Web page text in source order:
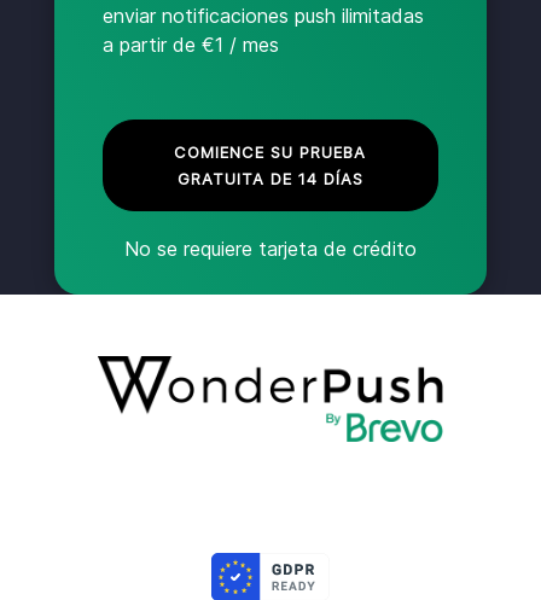
enviar notificaciones push ilimitadas
a partir de €1 / mes
COMIENCE SU PRUEBA
GRATUITA DE 14 DÍAS
No se requiere tarjeta de crédito